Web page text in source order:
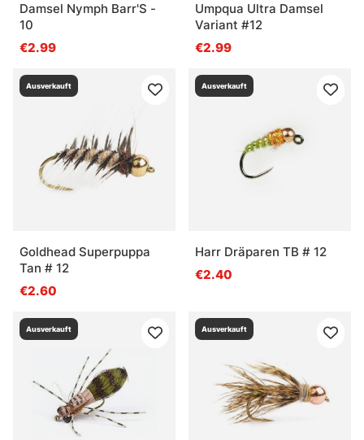
Damsel Nymph Barr'S -
10
€2.99
Umpqua Ultra Damsel
Variant #12
€2.99
Ausverkauft
Goldhead Superpuppa
Tan # 12
€2.60
Ausverkauft
Harr Dräparen TB # 12
€2.40
Ausverkauft Ausverkauft